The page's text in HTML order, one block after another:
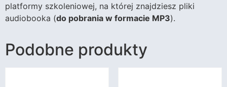
platformy szkoleniowej, na której znajdziesz pliki
audiobooka (do pobrania w formacie MP3).
Podobne produkty